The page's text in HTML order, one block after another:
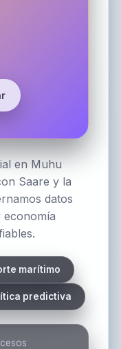
en Muhu
Saare y la
datos
economía
marítimo
predictiva